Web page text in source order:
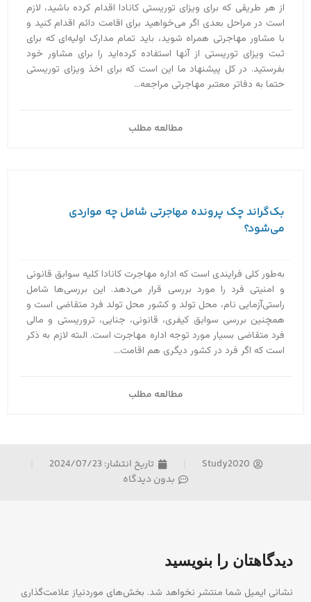
از هر طریقی که برای ویزای توریستی کانادا اقدام کرده باشید، لازم
است در مراحل بعدی اگر می‌خواهید برای اقامت دائم اقدام کنید و
با مشاور مهاجرتی همراه شوید، باید تمام مدارک اولیه‌ای که برای
ثبت ویزای توریستی از آنها استفاده کرده‌اید را برای مشاور خود
بفرستید. در کل پیشنهاد ما این است که برای اخذ ویزای توریستی
حتما به دفاتر معتبر مهاجرتی مراجعه...
مطالعه مطلب
بک‌گراند چک پرونده مهاجرتی شامل چه مواردی
می‌شود؟
به‌طور کلی فرایندی است که اداره مهاجرت کانادا کلیه سوابق قانونی
و امنیتی فرد را مورد بررسی قرار می‌دهد. این بررسی‌ها شامل
راستی‌آزمایی نام، محل تولد و کشور محل تولد فرد متقاضی است و
همچنین بررسی سوابق کیفری، قانونی، جنایی، تروریستی و مالی
فرد متقاضی بسیار مورد توجه اداره مهاجرت است. البته لازم به ذکر
است که اگر فرد در کشور دیگری هم اقامت...
مطالعه مطلب
Study2020 تاریخ انتشار: 2024/07/23
بدون دیدگاه
دیدگاهتان را بنویسید
نشانی ایمیل شما منتشر نخواهد شد. بخش‌های موردنیاز علامت‌گذاری